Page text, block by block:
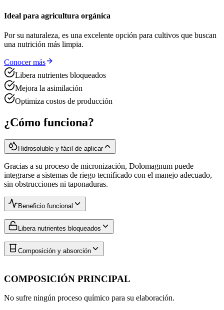
Ideal para agricultura orgánica
Por su naturaleza, es una excelente opción para cultivos que buscan
una nutrición más limpia.
Conocer más
Libera nutrientes bloqueados
Mejora la asimilación
Optimiza costos de producción
¿Cómo funciona?
Hidrosoluble y fácil de aplicar
Gracias a su proceso de micronización, Dolomagnum puede
integrarse a sistemas de riego tecnificado con el manejo adecuado,
sin obstrucciones ni taponaduras.
Beneficio funcional
Libera nutrientes bloqueados
Composición y absorción
COMPOSICIÓN PRINCIPAL
No sufre ningún proceso químico para su elaboración.